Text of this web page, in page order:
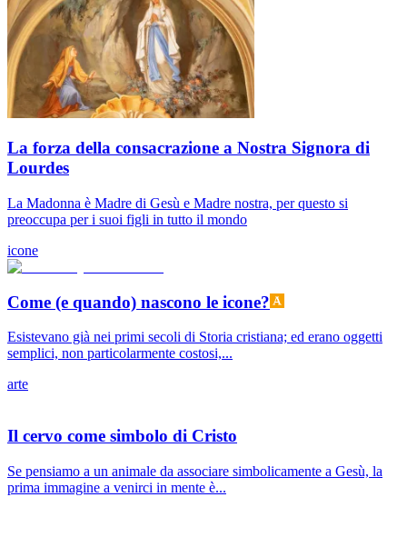
La forza della consacrazione a Nostra Signora di
Lourdes
La Madonna è Madre di Gesù e Madre nostra, per questo si
preoccupa per i suoi figli in tutto il mondo
icone
Come (e quando) nascono le icone?
Esistevano già nei primi secoli di Storia cristiana; ed erano oggetti
semplici, non particolarmente costosi,...
arte
Il cervo come simbolo di Cristo
Se pensiamo a un animale da associare simbolicamente a Gesù, la
prima immagine a venirci in mente è...